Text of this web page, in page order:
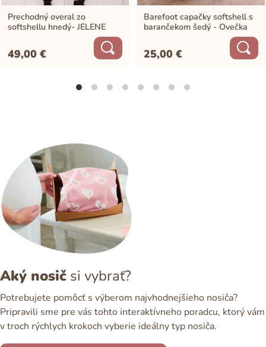
Prechodný overal zo
softshellu hnedý- JELENE
49,00€
Barefoot capačky softshell s
barančekom šedý - Ovečka
25,00€
Aký nosič si vybrať?
Potrebujete pomôcť s výberom najvhodnejšieho nosiča?
Pripravili sme pre vás tohto interaktívneho poradcu, ktorý vám
v troch rýchlych krokoch vyberie ideálny typ nosiča.